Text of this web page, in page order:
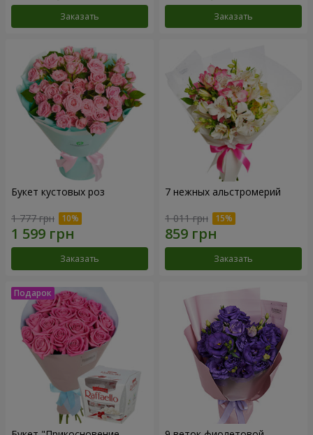
Заказать Заказать
Букет кустовых роз
1 777 грн
Заказать
7 нежных альстромерий
1 011 грн
Заказать